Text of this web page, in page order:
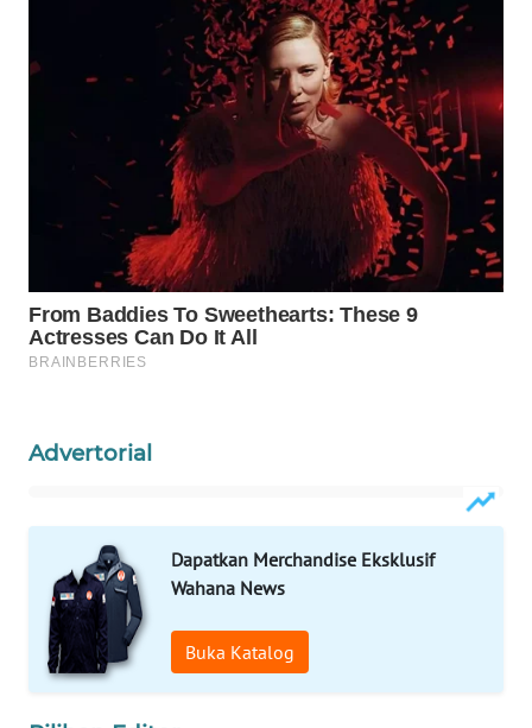
Advertorial
Dapatkan Merchandise Eksklusif
Wahana News
Buka Katalog
NATUNA
WN
MANDALIKA
WN
LIKUPANG
Wahana
Group
WAHANA